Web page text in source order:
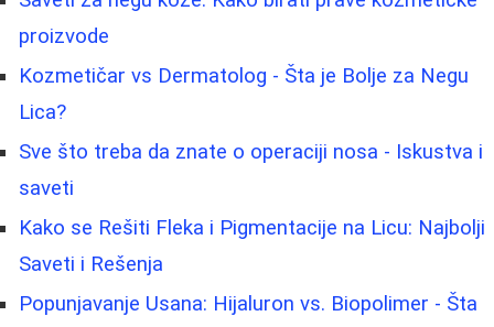
proizvode
Kozmetičar vs Dermatolog - Šta je Bolje za Negu
Lica?
Sve što treba da znate o operaciji nosa - Iskustva i
saveti
Kako se Rešiti Fleka i Pigmentacije na Licu: Najbolji
Saveti i Rešenja
Popunjavanje Usana: Hijaluron vs. Biopolimer - Šta